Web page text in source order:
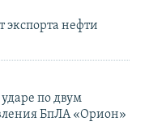
экспорта нефти
по двум
БпЛА «Орион»